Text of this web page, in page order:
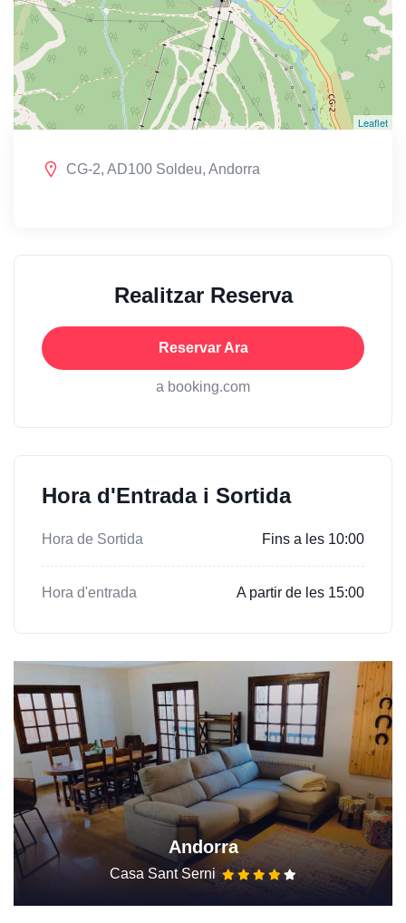
Leaflet
CG-2, AD100 Soldeu, Andorra
Realitzar Reserva
Reservar Ara
a booking.com
Hora d'Entrada i Sortida
Hora de Sortida Fins a les 10:00
Hora d'entrada A partir de les 15:00
Andorra
Casa Sant Serni